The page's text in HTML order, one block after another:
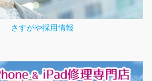
さすがや採用情報